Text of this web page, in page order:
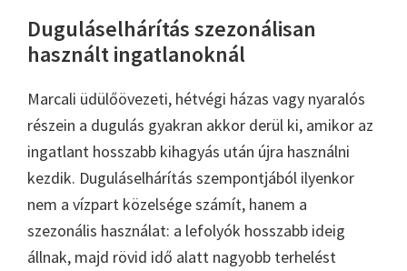
Duguláselhárítás szezonálisan
használt ingatlanoknál
Marcali üdülőövezeti, hétvégi házas vagy nyaralós
részein a dugulás gyakran akkor derül ki, amikor az
ingatlant hosszabb kihagyás után újra használni
kezdik. Duguláselhárítás szempontjából ilyenkor
nem a vízpart közelsége számít, hanem a
szezonális használat: a lefolyók hosszabb ideig
állnak, majd rövid idő alatt nagyobb terhelést